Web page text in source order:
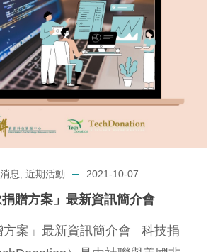
息 近期活動 2021-10-07
捐贈方案」最新資訊簡介會
方案」最新資訊簡介會 科技捐